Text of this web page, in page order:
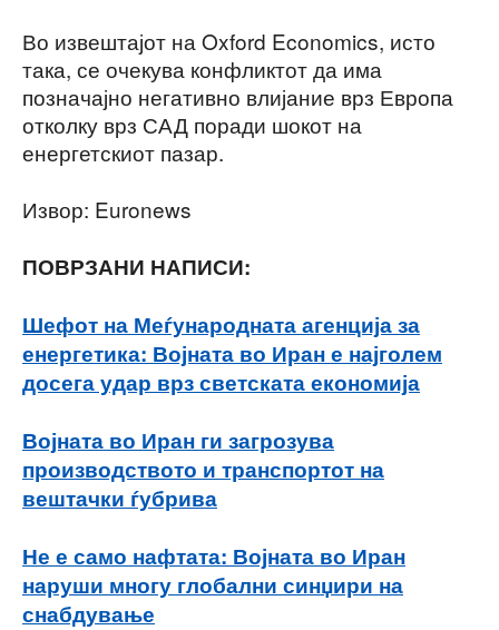
Во извештајот на Oxford Economics, исто
така, се очекува конфликтот да има
позначајно негативно влијание врз Европа
отколку врз САД поради шокот на
енергетскиот пазар.
Извор: Euronews
ПОВРЗАНИ НАПИСИ:
Шефот на Меѓународната агенција за
енергетика: Војната во Иран е најголем
досега удар врз светската економија
Војната во Иран ги загрозува
производството и транспортот на
вештачки ѓубрива
Не е само нафтата: Војната во Иран
наруши многу глобални синџири на
снабдување